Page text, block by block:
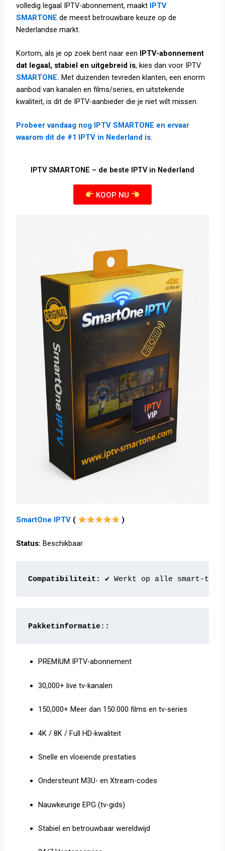
volledig legaal IPTV-abonnement, maakt IPTV
SMARTONE de meest betrouwbare keuze op de
Nederlandse markt.
Kortom, als je op zoek bent naar een IPTV-abonnement
dat legaal, stabiel en uitgebreid is, kies dan voor IPTV
SMARTONE. Met duizenden tevreden klanten, een enorm
aanbod van kanalen en films/series, en uitstekende
kwaliteit, is dit de IPTV-aanbieder die je niet wilt missen.
Probeer vandaag nog IPTV SMARTONE en ervaar
waarom dit de #1 IPTV in Nederland is.
IPTV SMARTONE – de beste IPTV in Nederland
KOOP NU
SmartOne IPTV ( )
Status:Beschikbaar
Compatibiliteit : ✔ Werkt op alle smart-
Pakketinformatie: :
PREMIUM IPTV-abonnement
30,000+live tv-kanalen
150,000+Meer dan 150.000 films en tv-series
4K / 8K / Full HD-kwaliteit
Snelle en vloeiende prestaties
Ondersteunt M3U- en Xtream-codes
Nauwkeurige EPG (tv-gids)
Stabiel en betrouwbaar wereldwijd